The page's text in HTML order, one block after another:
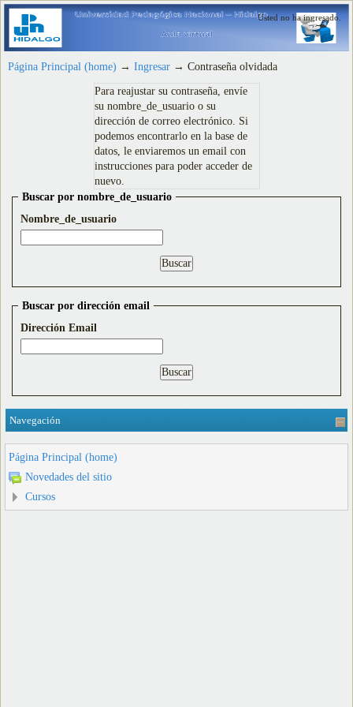
Usted no ha ingresado.
Página Principal (home) → Ingresar → Contraseña olvidada
Para reajustar su contraseña, envíe
su nombre_de_usuario o su
dirección de correo electrónico. Si
podemos encontrarlo en la base de
datos, le enviaremos un email con
instrucciones para poder acceder de
nuevo.
Buscar por nombre_de_usuario
Nombre_de_usuario
Buscar por dirección email
Dirección Email
Navegación
Página Principal (home)
Novedades del sitio
Cursos